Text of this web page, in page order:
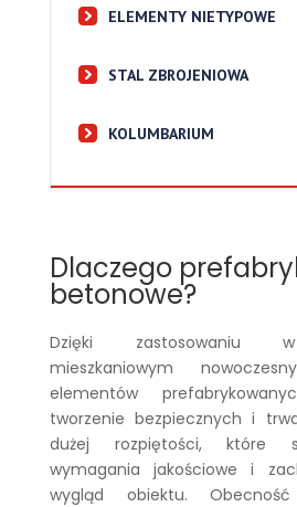
ELEMENTY NIETYPOWE
STAL ZBROJENIOWA
KOLUMBARIUM
Dlaczego
betonowe?
Dzięki zastosowaniu
mieszkaniowym
elementów
tworzenie bezpiecznych i
dużej rozpiętości, które
wymagania jakościowe i
wygląd obiektu.